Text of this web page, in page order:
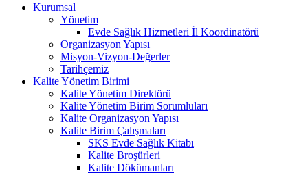
Kurumsal
Yönetim
Evde Sağlık Hizmetleri İl Koordinatörü
Organizasyon Yapısı
Misyon-Vizyon-Değerler
Tarihçemiz
Kalite Yönetim Birimi
Kalite Yönetim Direktörü
Kalite Yönetim Birim Sorumluları
Kalite Organizasyon Yapısı
Kalite Birim Çalışmaları
SKS Evde Sağlık Kitabı
Kalite Broşürleri
Kalite Dökümanları